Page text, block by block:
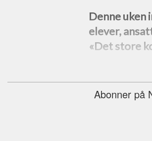
Denne
elever,
«Det store
Abonner på